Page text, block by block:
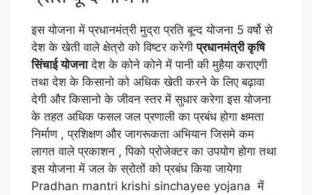
इस योजना में प्रधानमंत्री मुद्रा प्रति बून्द योजना 5 वर्षो से
देश के खेती वाले क्षेत्रो को विष्टर करेगीप्रधानमंत्री कृषि
सिंचाई योजनादेश के कोने कोने में पानी की मुहैया कराएगी
तथा देश के किसानो को अधिक खेती करने के लिए बढ़ावा
देगी और किसानो के जीवन स्तर में सुधार करेगा इस योजना
के तहत अधिक फसल जल प्रणाली का प्रबंध होगा क्षमता
निर्माण , प्रशिक्षण और जागरूकता अभियान जिसमे कम
लागत वाले प्रकाशन , पिको प्रोजेक्टर का उपयोग होगा तथा
इस योजना में जल के स्रोतों को प्रबंध किया जायेगा
Pradhan mantri krishi sinchayee yojana में